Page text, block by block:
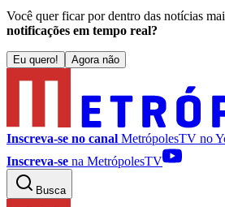
Você quer ficar por dentro das notícias
notificações em tempo real?
Eu quero! Agora não
Inscreva-se no canal MetrópolesTV no
Inscreva-se na MetrópolesTV
Busca